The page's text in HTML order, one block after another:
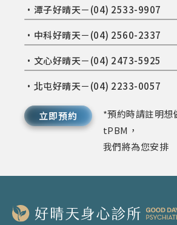
•潭子好晴天－(04) 2533-9907
•中科好晴天－(04) 2560-2337
•文心好晴天－(04) 2473-5925
•北屯好晴天－(04) 2233-0057
立即預約
*預約時請註明想
tPBM，
我們將為您安排